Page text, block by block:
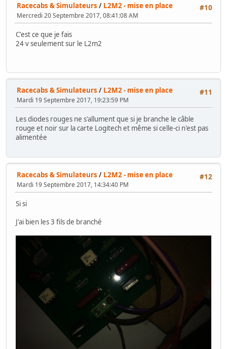
#10
Racecabs & Simulateurs / L2M2 - mise en place
Mercredi 20 Septembre 2017, 08:41:08 AM
C'est ce que je fais
24 v seulement sur le L2m2
#11
Racecabs & Simulateurs / L2M2 - mise en place
Mardi 19 Septembre 2017, 19:23:59 PM
Les diodes rouges ne s'allument que si je branche le câble
rouge et noir sur la carte Logitech et même si celle-ci n'est pas
alimentée
#12
Racecabs & Simulateurs / L2M2 - mise en place
Mardi 19 Septembre 2017, 14:34:40 PM
Si si
J'ai bien les 3 fils de branché